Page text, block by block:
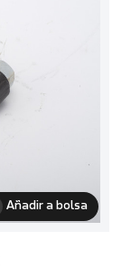
Añadir a bolsa